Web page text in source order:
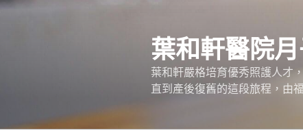
跳
葉和軒醫院
葉和軒嚴格培育優秀照護人才
直到產後復舊的這段旅程，由